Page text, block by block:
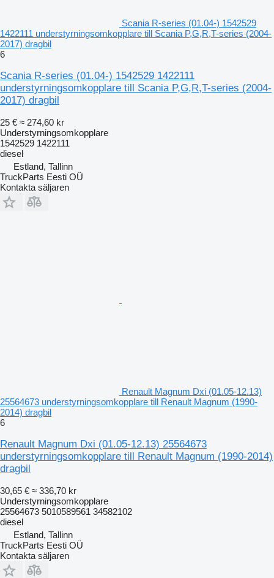
Scania R-series (01.04-) 1542529
1422111 understyrningsomkopplare till Scania P,G,R,T-series (2004-
2017) dragbil
6
Scania R-series (01.04-) 1542529 1422111
understyrningsomkopplare till Scania P,G,R,T-series (2004-
2017) dragbil
25 € ≈ 274,60 kr
Understyrningsomkopplare
1542529 1422111
diesel
Estland, Tallinn
TruckParts Eesti OÜ
Kontakta säljaren
Renault Magnum Dxi (01.05-12.13)
25564673 understyrningsomkopplare till Renault Magnum (1990-
2014) dragbil
6
Renault Magnum Dxi (01.05-12.13) 25564673
understyrningsomkopplare till Renault Magnum (1990-2014)
dragbil
30,65 € ≈ 336,70 kr
Understyrningsomkopplare
25564673 5010589561 34582102
diesel
Estland, Tallinn
TruckParts Eesti OÜ
Kontakta säljaren